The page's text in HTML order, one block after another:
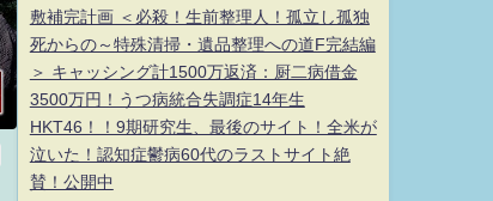
敷補完計画 ＜必殺！生前整理人！孤立し孤独
死からの～特殊清掃・遺品整理への道F完結編
＞ キャッシング計1500万返済：厨二病借金
3500万円！うつ病統合失調症14年生
HKT46！！9期研究生、最後のサイト！全米が
泣いた！認知症鬱病60代のラストサイト絶
賛！公開中